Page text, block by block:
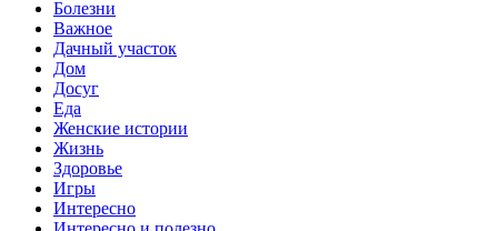
Болезни
Важное
Дачный участок
Дом
Досуг
Еда
Женские истории
Жизнь
Здоровье
Игры
Интересно